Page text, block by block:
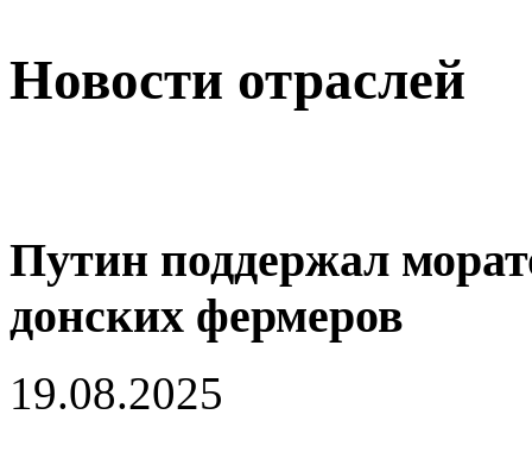
Новости отраслей
Путин поддержал
донских фермеров
19.08.2025